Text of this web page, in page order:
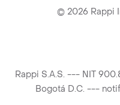
© 2026 Rappi
Rappi S.A.S. --- NIT
Bogotá D.C. ---